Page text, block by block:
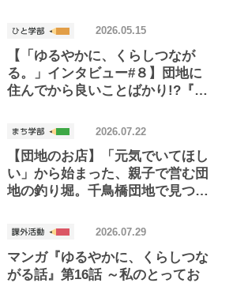
【「ゆるやかに、くらしつなが
る。」インタビュー#８】団地に
住んでから良いことばかり!?『団
が語る、団地のくらし
2026.05.15
【団地のお店】「元気でいてほし
い」から始まった、親子で営む団
地の釣り堀。千鳥橋団地で見つけ
2026.07.22
マンガ『ゆるやかに、くらしつな
がる話』第16話 ～私のとってお
2026.07.29